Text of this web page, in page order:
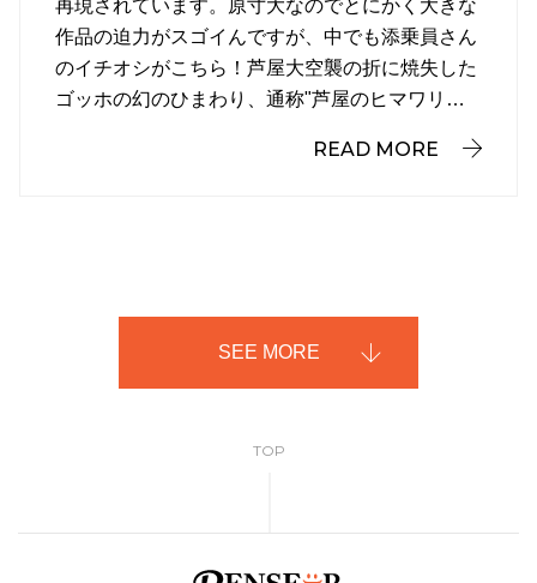
再現されています。原寸大なのでとにかく大きな
作品の迫力がスゴイんですが、中でも添乗員さん
のイチオシがこちら！芦屋大空襲の折に焼失した
ゴッホの幻のひまわり、通称"芦屋のヒマワリ…
READ MORE
SEE MORE
TOP